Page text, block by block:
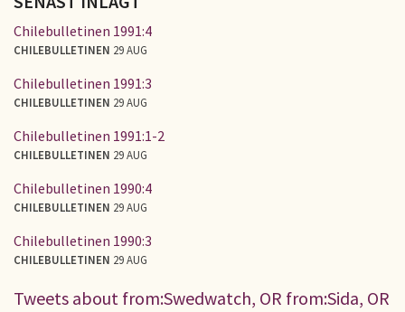
Chilebulletinen 1991:4
CHILEBULLETINEN 29 AUG
Chilebulletinen 1991:3
CHILEBULLETINEN 29 AUG
Chilebulletinen 1991:1-2
CHILEBULLETINEN 29 AUG
Chilebulletinen 1990:4
CHILEBULLETINEN 29 AUG
Chilebulletinen 1990:3
CHILEBULLETINEN 29 AUG
Tweets about from:Swedwatch, OR from:Sida, OR